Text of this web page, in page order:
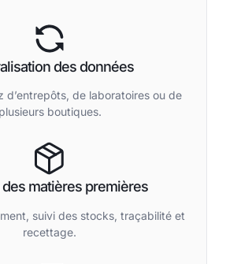
des données
d’entrepôts, de laboratoires ou de
plusieurs boutiques.
des matières premières
suivi des stocks, traçabilité et
recettage.